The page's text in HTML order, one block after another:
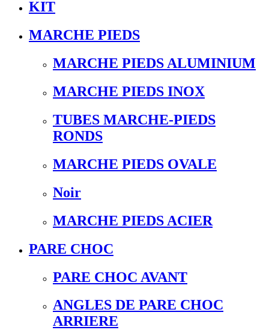
KIT
MARCHE PIEDS
MARCHE PIEDS ALUMINIUM
MARCHE PIEDS INOX
TUBES MARCHE-PIEDS
RONDS
MARCHE PIEDS OVALE
Noir
MARCHE PIEDS ACIER
PARE CHOC
PARE CHOC AVANT
ANGLES DE PARE CHOC
ARRIERE